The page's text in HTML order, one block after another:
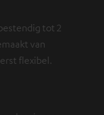
tot 2
van
flexibel.